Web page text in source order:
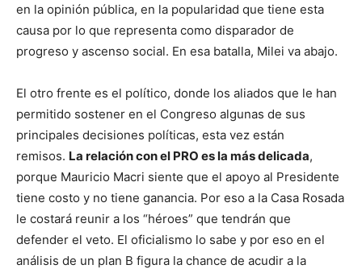
en la opinión pública, en la popularidad que tiene esta
causa por lo que representa como disparador de
progreso y ascenso social. En esa batalla, Milei va abajo.
El otro frente es el político, donde los aliados que le han
permitido sostener en el Congreso algunas de sus
principales decisiones políticas, esta vez están
remisos. La relación con el PRO es la más delicada,
porque Mauricio Macri siente que el apoyo al Presidente
tiene costo y no tiene ganancia. Por eso a la Casa Rosada
le costará reunir a los “héroes” que tendrán que
defender el veto. El oficialismo lo sabe y por eso en el
análisis de un plan B figura la chance de acudir a la